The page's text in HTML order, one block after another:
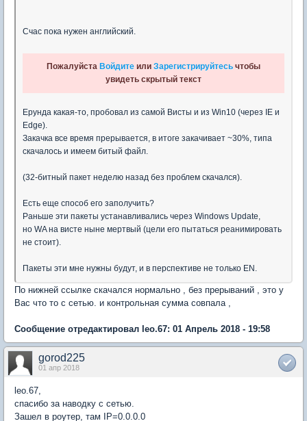
Счас пока нужен английский.
Пожалуйста Войдите или Зарегистрируйтесь чтобы
увидеть скрытый текст
Ерунда какая-то, пробовал из самой Висты и из Win10 (через IE и
Edge).
Закачка все время прерывается, в итоге закачивает ~30%, типа
скачалось и имеем битый файл.
(32-битный пакет неделю назад без проблем скачался).
Есть еще способ его заполучить?
Раньше эти пакеты устанавливались через Windows Update,
но WA на висте ныне мертвый (цели его пытаться реанимировать
не стоит).
Пакеты эти мне нужны будут, и в перспективе не только EN.
По нижней ссылке скачался нормально , без прерываний , это у
Вас что то с сетью. и контрольная сумма совпала ,
Сообщение отредактировал leo.67: 01 Апрель 2018 - 19:58
gorod225
01 апр 2018
leo.67,
спасибо за наводку с сетью.
Зашел в роутер, там IP=0.0.0.0